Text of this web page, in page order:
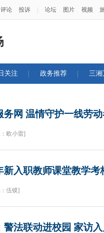
评论 投诉 论坛 图片 视频
关注 政务推荐 三湘
网 温情守护一线劳
欧小雷]
新入职教师课堂教学考
伍镆]
法联动进校园 家访